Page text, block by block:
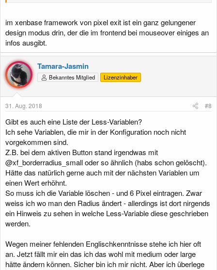
im xenbase framework von pixel exit ist ein ganz gelungener
design modus drin, der die im frontend bei mouseover einiges an
infos ausgibt.
Tamara-Jasmin
Bekanntes Mitglied Lizenzinhaber
31. Aug. 2018 #8
Gibt es auch eine Liste der Less-Variablen?
Ich sehe Variablen, die mir in der Konfiguration noch nicht
vorgekommen sind.
Z.B. bei dem aktiven Button stand irgendwas mit
@xf_borderradius_small oder so ähnlich (habs schon gelöscht).
Hätte das natürlich gerne auch mit der nächsten Variablen um
einen Wert erhöhnt.
So muss ich die Variable löschen - und 6 Pixel eintragen. Zwar
weiss ich wo man den Radius ändert - allerdings ist dort nirgends
ein Hinweis zu sehen in welche Less-Variable diese geschrieben
werden.
Wegen meiner fehlenden Englischkenntnisse stehe ich hier oft
an. Jetzt fällt mir ein das ich das wohl mit medium oder large
hätte ändern können. Sicher bin ich mir nicht. Aber ich überlege